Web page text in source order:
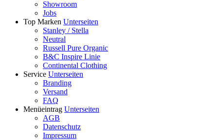
Showroom
Jobs
Top Marken Unterseiten
Stanley / Stella
Neutral
Russell Pure Organic
B&C Inspire Linie
Continental Clothing
Service Unterseiten
Branding
Versand
FAQ
Menüeintrag Unterseiten
AGB
Datenschutz
Impressum